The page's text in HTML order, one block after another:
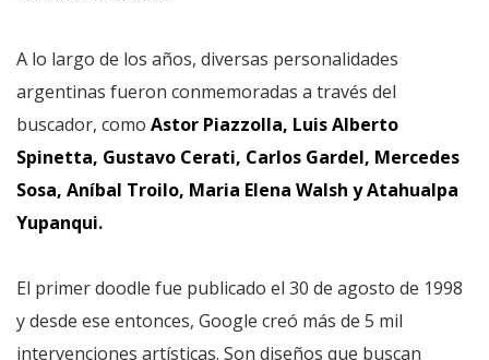
A lo largo de los años, diversas personalidades
argentinas fueron conmemoradas a través del
buscador, como Astor Piazzolla, Luis Alberto
Spinetta, Gustavo Cerati, Carlos Gardel, Mercedes
Sosa, Aníbal Troilo, Maria Elena Walsh y Atahualpa
Yupanqui.
El primer doodle fue publicado el 30 de agosto de 1998
y desde ese entonces, Google creó más de 5 mil
intervenciones artísticas. Son diseños que buscan